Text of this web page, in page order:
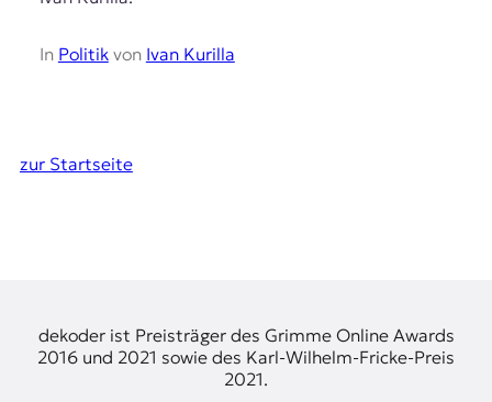
In Politikvon Ivan Kurilla
zur Startseite
dekoder ist Preisträger des Grimme Online Awards
2016 und 2021 sowie des Karl-Wilhelm-Fricke-Preis
2021.